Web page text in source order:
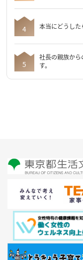
本当にどうした
社長の親族か
す。